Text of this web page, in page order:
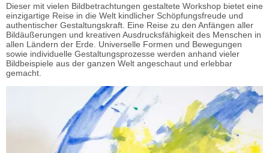
Dieser mit vielen Bildbetrachtungen gestaltete Workshop bietet eine
einzigartige Reise in die Welt kindlicher Schöpfungsfreude und
authentischer Gestaltungskraft. Eine Reise zu den Anfängen aller
Bildäußerungen und kreativen Ausdrucksfähigkeit des Menschen in
allen Ländern der Erde. Universelle Formen und Bewegungen
sowie individuelle Gestaltungsprozesse werden anhand vieler
Bildbeispiele aus der ganzen Welt angeschaut und erlebbar
gemacht.